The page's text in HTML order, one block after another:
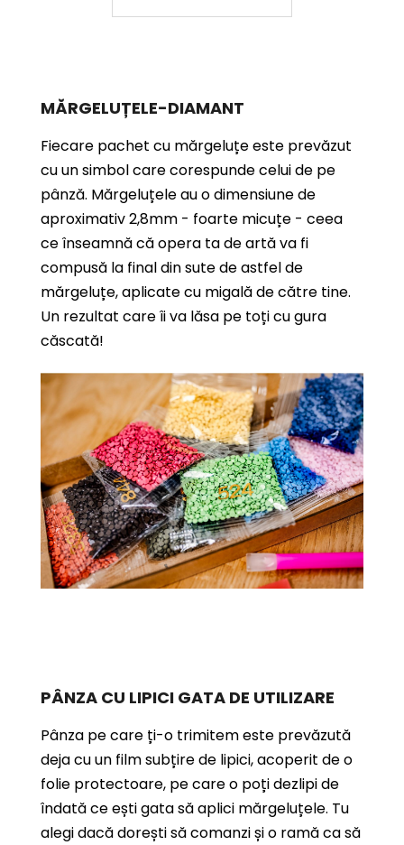
MĂRGELUȚELE-DIAMANT
Fiecare pachet cu mărgeluțe este prevăzut
cu un simbol care corespunde celui de pe
pânză. Mărgeluțele au o dimensiune de
aproximativ 2,8mm - foarte micuțe - ceea
ce înseamnă că opera ta de artă va fi
compusă la final din sute de astfel de
mărgeluțe, aplicate cu migală de către tine.
Un rezultat care îi va lăsa pe toți cu gura
căscată!
PÂNZA CU LIPICI GATA DE UTILIZARE
Pânza pe care ți-o trimitem este prevăzută
deja cu un film subțire de lipici, acoperit de o
folie protectoare, pe care o poți dezlipi de
îndată ce ești gata să aplici mărgeluțele. Tu
alegi dacă dorești să comanzi și o ramă ca să